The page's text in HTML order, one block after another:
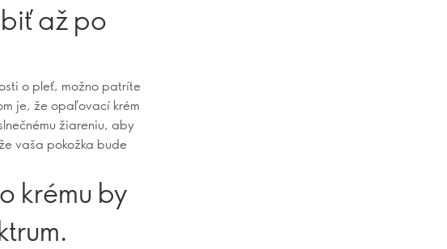
až po
o pleť, možno patríte
je, že opaľovací krém
žiareniu, aby
vaša pokožka bude
krému by